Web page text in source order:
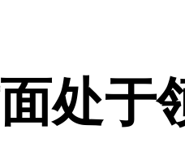
处于